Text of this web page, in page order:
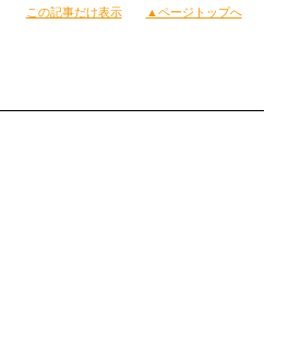
この記事だけ表示 ▲ページトップへ